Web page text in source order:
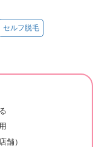
セルフ脱毛
舗）